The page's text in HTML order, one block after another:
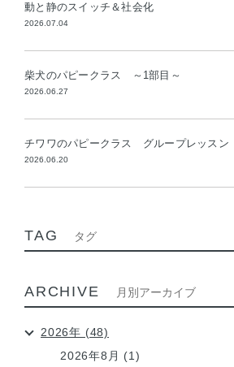
動と静のスイッチ＆社会化
2026.07.04
柴犬のパピークラス ～1部目～
2026.06.27
チワワのパピークラス グループレッスン
2026.06.20
TAG タグ
ARCHIVE 月別アーカイブ
2026年 (48)
2026年8月 (1)